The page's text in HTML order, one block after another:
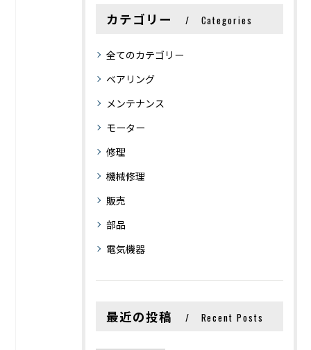
カテゴリー Categories
全てのカテゴリー
ベアリング
メンテナンス
モーター
修理
機械修理
販売
部品
電気機器
最近の投稿 Recent Posts